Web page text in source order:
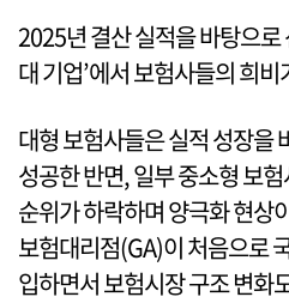
2025년 결산 실적을 바탕으
대 기업’에서 보험사들의 희
대형 보험사들은 실적 성장을
성공한 반면, 일부 중소형 보
순위가 하락하며 양극화 현상
보험대리점(GA)이 처음으로
입하면서 보험시장 구조 변화